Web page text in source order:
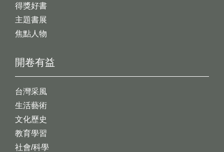
開卷有益
台灣采風
生活藝術
文化歷史
教育學習
社會/科學
得獎好書
主題書展
焦點人物